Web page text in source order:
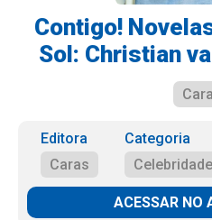
Contigo!
Sol: Christian
Editora
Caras
Categoria
ACESSAR NO